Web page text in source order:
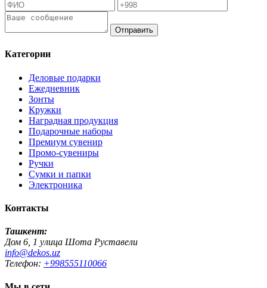
Отправить
Категории
Деловые подарки
Ежедневник
Зонты
Кружки
Наградная продукция
Подарочные наборы
Премиум сувенир
Промо-сувениры
Ручки
Сумки и папки
Электроника
Контакты
Ташкент:
Дом 6, 1 улица Шота Руставели
info@dekos.uz
Телефон: +998555110066